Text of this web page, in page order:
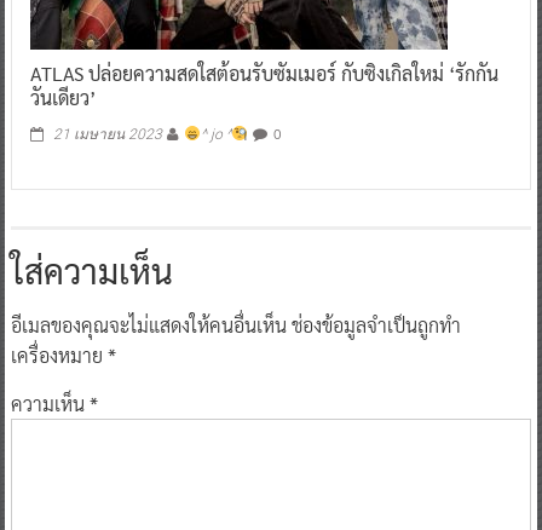
ATLAS ปล่อยความสดใสต้อนรับซัมเมอร์ กับซิงเกิลใหม่ ‘รักกัน
วันเดียว’
21 เมษายน 2023 ^ jo ^ 0
ใส่ความเห็น
อีเมลของคุณจะไม่แสดงให้คนอื่นเห็นช่องข้อมูลจำเป็นถูกทำ
เครื่องหมาย *
ความเห็น*